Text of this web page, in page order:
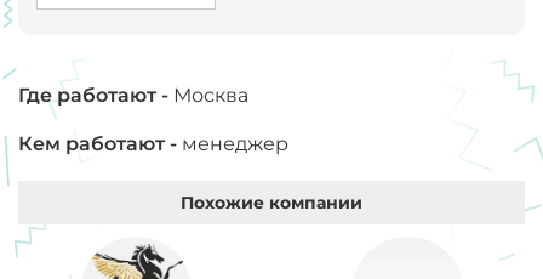
Где работают - Москва
Кем работают - менеджер
Похожие компании